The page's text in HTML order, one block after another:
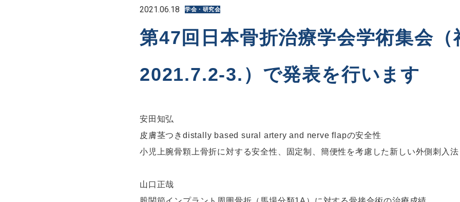
2021.06.18 学会・研究会
第47回日本骨折治療学会学術集会（
2021.7.2-3.）で発表を行います
安田知弘
皮膚茎つきdistally based sural artery and nerve flapの安全性
小児上腕骨顆上骨折に対する安全性、固定制、簡便性を考慮した新しい外側刺入法
山口正哉